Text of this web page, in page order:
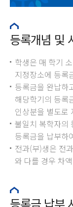
등록개념 및
학생은 매 학기
지정장소에 등록
등록금을 완납하
해당학기의 등록
인상분을 별도로
불일치 복학자의
등록금을 납부하
전과(부)생은 전
와 다를 경우 차
등록금 납부